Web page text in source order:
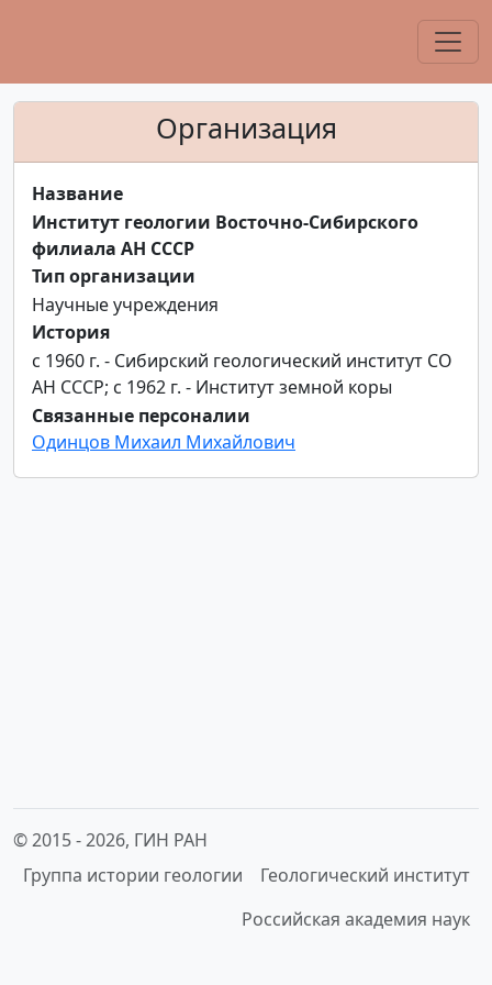
Организация
Название
Институт геологии Восточно-Сибирского
филиала АН СССР
Тип организации
Научные учреждения
История
с 1960 г. - Сибирский геологический институт СО
АН СССР; с 1962 г. - Институт земной коры
Связанные персоналии
Одинцов Михаил Михайлович
© 2015 -2026, ГИН РАН
Группа истории геологии
Геологический институт
Российская академия наук